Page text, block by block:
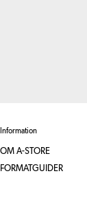
Information
OM A-STORE
FORMATGUIDER